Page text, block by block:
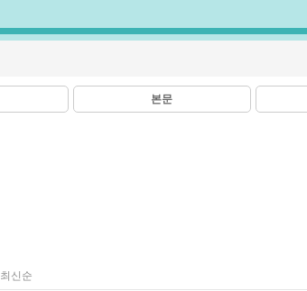
본문
최신순